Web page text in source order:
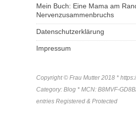
Mein Buch: Eine Mama am
Nervenzusammenbruchs
Datenschutzerklärung
Impressum
Copyright © Frau Mutter 2018 *
Category: Blog * MCN: B8MVF-
entries Registered & Protected